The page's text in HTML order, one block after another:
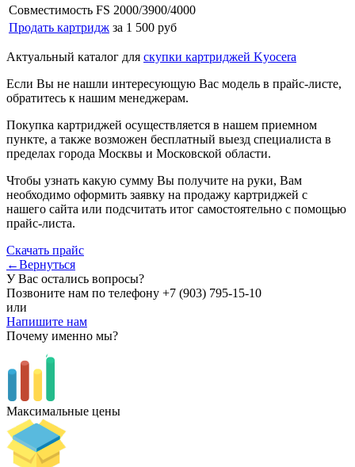
Совместимость FS 2000/3900/4000
Продать картридж за 1 500 руб
Актуальный каталог для скупки картриджей Kyocera
Если Вы не нашли интересующую Вас модель в прайс-листе,
обратитесь к нашим менеджерам.
Покупка картриджей осуществляется в нашем приемном
пункте, а также возможен бесплатный выезд специалиста в
пределах города Москвы и Московской области.
Чтобы узнать какую сумму Вы получите на руки, Вам
необходимо оформить заявку на продажу картриджей с
нашего сайта или подсчитать итог самостоятельно с помощью
прайс-листа.
Скачать прайс
←Вернуться
У Вас остались вопросы?
Позвоните нам по телефону +7 (903) 795-15-10
или
Напишите нам
Почему именно мы?
Максимальные цены